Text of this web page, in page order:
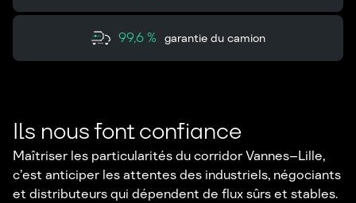
99,6 % garantie du camion
Ils nous font confiance
Maîtriser les particularités du corridor Vannes–Lille,
c’est anticiper les attentes des industriels, négociants
et distributeurs qui dépendent de flux sûrs et stables.